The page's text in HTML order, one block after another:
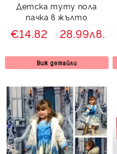
Детска туту пола
пачка в жълто
€14.82 28.99лв.
Виж детайли